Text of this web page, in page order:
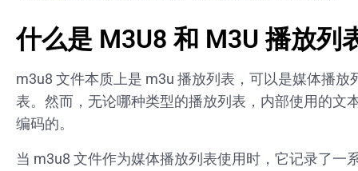
什么是 M3U8 和 M3U 播放列
m3u8 文件本质上是 m3u 播放列表，可以是媒体播放
表。然而，无论哪种类型的播放列表，内部使用的文
编码的。
当 m3u8 文件作为媒体播放列表使用时，它记录了一